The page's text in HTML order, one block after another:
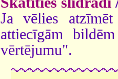
Ja vēlies
attiecīgām
vērtējumu".